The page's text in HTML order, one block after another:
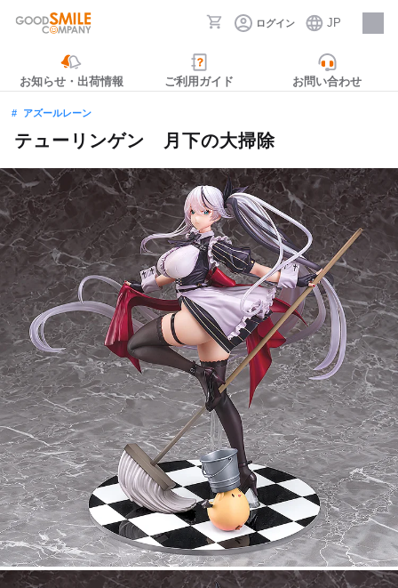
ログイン JP
採用情報
お知らせ・出荷情報 ご利用ガイド お問い合わせ
アズールレーン
テューリンゲン 月下の大掃除